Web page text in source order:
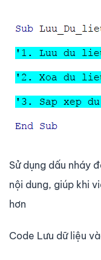
Sử dụng dấu nháy
nội dung, giúp khi
hơn
Code Lưu dữ liệu